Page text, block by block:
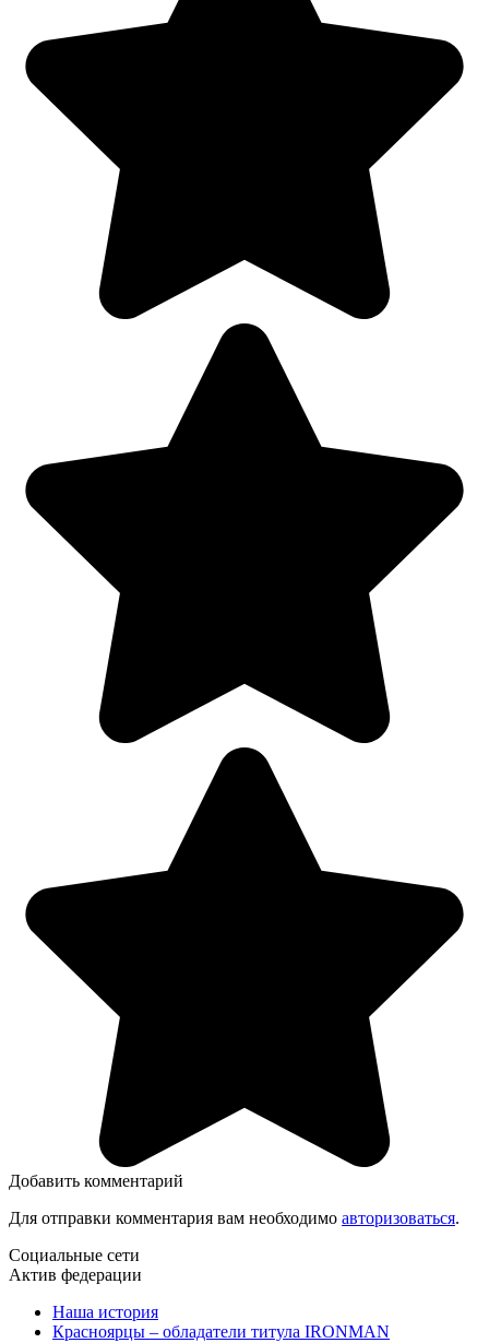
Добавить комментарий
Для отправки комментария вам необходимо авторизоваться.
Социальные сети
Актив федерации
Наша история
Красноярцы – обладатели титула IRONMAN